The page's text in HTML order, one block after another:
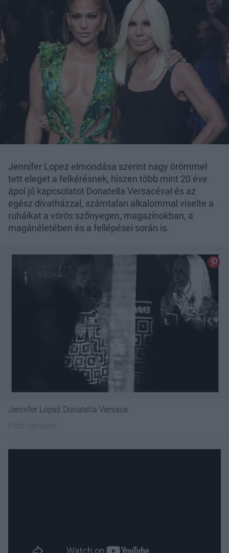
Jennifer Lopez elmondása szerint nagy örömmel
tett eleget a felkérésnek, hiszen több mint 20 éve
ápol jó kapcsolatot Donatella Versacéval és az
egész divatházzal, számtalan alkalommal viselte a
ruháikat a vörös szőnyegen, magazinokban, a
magánéletében és a fellépései során is.
Jennifer Lopez Donatella Versace